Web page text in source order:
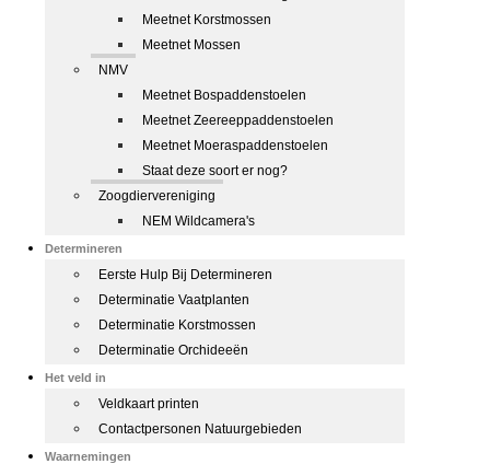
Meetnet Korstmossen
Meetnet Mossen
NMV
Meetnet Bospaddenstoelen
Meetnet Zeereeppaddenstoelen
Meetnet Moeraspaddenstoelen
Staat deze soort er nog?
Zoogdiervereniging
NEM Wildcamera's
Determineren
Eerste Hulp Bij Determineren
Determinatie Vaatplanten
Determinatie Korstmossen
Determinatie Orchideeën
Het veld in
Veldkaart printen
Contactpersonen Natuurgebieden
Waarnemingen